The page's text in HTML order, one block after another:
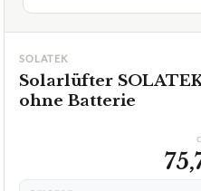
SOLATEK
Solarlüfter
ohne Batterie